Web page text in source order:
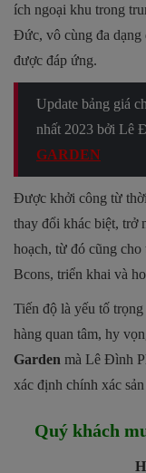
ích ngoại khu trong
Đức, vô cùng đa dạng
được đáp ứng.
Update bảng giá
nhất 2023 bởi Lê
GARDEN
Được khởi công từ
thay đổi khác biệt, trở
hoạch, từ đó cũng
Bcons, triển khai và
Tiến độ là yếu tố
hàng quan tâm, hy
Garden mà Lê Đình
xác định chính xác
Quý khách